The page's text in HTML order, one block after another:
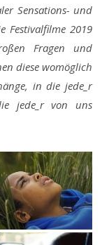
Sensations- und
Festivalfilme 2019
Fragen und
diese womöglich
in die jede_r
jede_r von uns